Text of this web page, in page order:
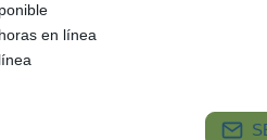
en línea